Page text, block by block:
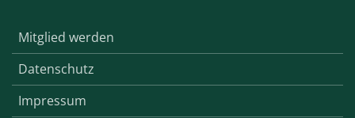
Mitglied werden
Datenschutz
Impressum